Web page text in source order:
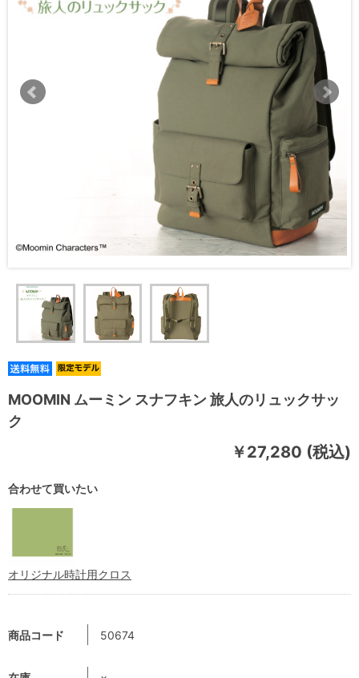
MOOMIN ムーミン スナフキン 旅人のリュックサッ
ク
￥27,280 (税込)
商品コード 50674
合わせて買いたい
オリジナル時計用クロス